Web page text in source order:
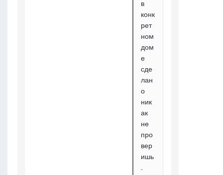
в
конк
рет
ном
дом
е
сде
лан
о
ник
ак
не
про
вер
ишь
.